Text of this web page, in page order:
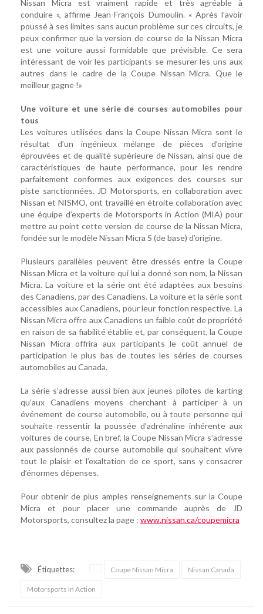
Nissan Micra est vraiment rapide et très agréable à
conduire », affirme Jean-François Dumoulin. « Après l’avoir
poussé à ses limites sans aucun problème sur ces circuits, je
peux confirmer que la version de course de la Nissan Micra
est une voiture aussi formidable que prévisible. Ce sera
intéressant de voir les participants se mesurer les uns aux
autres dans le cadre de la Coupe Nissan Micra. Que le
meilleur gagne !»
Une voiture et une série de courses automobiles pour
tous
Les voitures utilisées dans la Coupe Nissan Micra sont le
résultat d’un ingénieux mélange de pièces d’origine
éprouvées et de qualité supérieure de Nissan, ainsi que de
caractéristiques de haute performance, pour les rendre
parfaitement conformes aux exigences des courses sur
piste sanctionnées. JD Motorsports, en collaboration avec
Nissan et NISMO, ont travaillé en étroite collaboration avec
une équipe d’experts de Motorsports in Action (MIA) pour
mettre au point cette version de course de la Nissan Micra,
fondée sur le modèle Nissan Micra S (de base) d’origine.
Plusieurs parallèles peuvent être dressés entre la Coupe
Nissan Micra et la voiture qui lui a donné son nom, la Nissan
Micra. La voiture et la série ont été adaptées aux besoins
des Canadiens, par des Canadiens. La voiture et la série sont
accessibles aux Canadiens, pour leur fonction respective. La
Nissan Micra offre aux Canadiens un faible coût de propriété
en raison de sa fiabilité établie et, par conséquent, la Coupe
Nissan Micra offrira aux participants le coût annuel de
participation le plus bas de toutes les séries de courses
automobiles au Canada.
La série s’adresse aussi bien aux jeunes pilotes de karting
qu’aux Canadiens moyens cherchant à participer à un
événement de course automobile, ou à toute personne qui
souhaite ressentir la poussée d’adrénaline inhérente aux
voitures de course. En bref, la Coupe Nissan Micra s’adresse
aux passionnés de course automobile qui souhaitent vivre
tout le plaisir et l’exaltation de ce sport, sans y consacrer
d’énormes dépenses.
Pour obtenir de plus amples renseignements sur la Coupe
Micra et pour placer une commande auprès de JD
Motorsports, consultez la page : www.nissan.ca/coupemicra
Étiquettes: Coupe Nissan Micra Nissan Canada
Motorsports In Action